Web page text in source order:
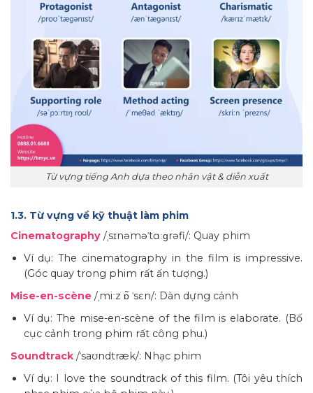
Từ vựng tiếng Anh dựa theo nhân vật & diễn xuất
1.3. Từ vựng về kỹ thuật làm phim
Cinematography /ˌsɪnəməˈtɑːɡrəfi/: Quay phim
Ví dụ: The cinematography in the film is impressive.
(Góc quay trong phim rất ấn tượng.)
Mise-en-scène /ˌmiːz ɒ̃ ˈsɛn/: Dàn dựng cảnh
Ví dụ: The mise-en-scène of the film is elaborate. (Bố
cục cảnh trong phim rất công phu.)
Soundtrack /ˈsaʊndtræk/: Nhạc phim
Ví dụ: I love the soundtrack of this film. (Tôi yêu thích